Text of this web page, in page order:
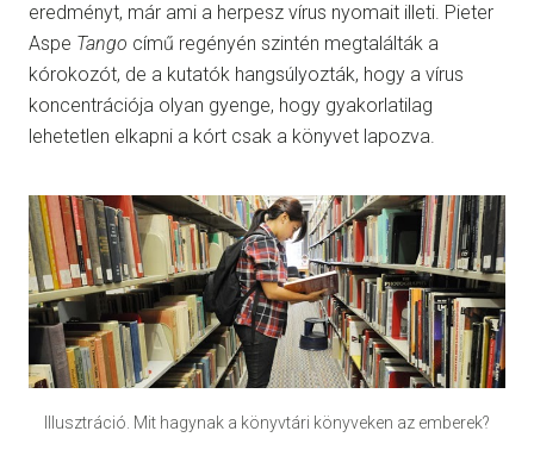
eredményt, már ami a herpesz vírus nyomait illeti. Pieter
Aspe Tango című regényén szintén megtalálták a
kórokozót, de a kutatók hangsúlyozták, hogy a vírus
koncentrációja olyan gyenge, hogy gyakorlatilag
lehetetlen elkapni a kórt csak a könyvet lapozva.
Illusztráció. Mit hagynak a könyvtári könyveken az emberek?